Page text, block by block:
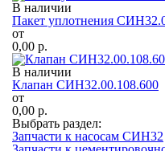
В наличии
Пакет уплотнения
от
0,00 р.
В наличии
Клапан СИН32.00.108.600
от
0,00 р.
Выбрать раздел:
Запчасти к насосам СИН32